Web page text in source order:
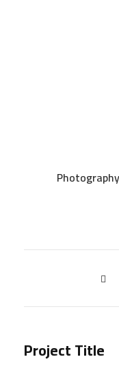
Project Title